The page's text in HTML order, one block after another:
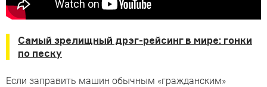
Самый зрелищный дрэг-рейсинг в мире: гонки
по песку
Если заправить машин обычным «гражданским»